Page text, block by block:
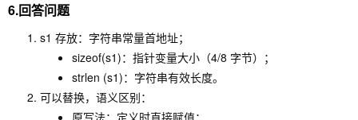
6.回答问题
s1 存放：字符串常量首地址；
sizeof(s1)：指针变量大小（4/8 字节）；
strlen (s1)：字符串有效长度。
可以替换，语义区别：
原写法：定义时直接赋值；